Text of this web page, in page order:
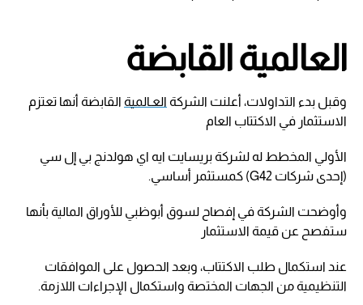
العالمية القابضة
وقبل بدء التداولات، أعلنت الشركة العـالمية القابضة أنها تعتزم
الاستثمار في الاكتتاب العام
الأولي المخطط له لشركة بريسايت ايه اي هولدنج بي إل سي
(إحدى شركات G42) كمستثمر أساسي.
وأوضحت الشركة في إفصاح لسوق أبوظبي للأوراق المالية بأنها
ستفصح عن قيمة الاستثمار
عند استكمال طلب الاكتتاب، وبعد الحصول على الموافقات
التنظيمية من الجهات المختصة واستكمال الإجراءات اللازمة.